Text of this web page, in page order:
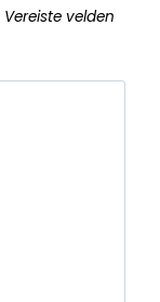
Vereiste velden